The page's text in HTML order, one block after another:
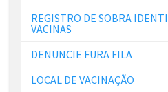
REGISTRO DE SOBRA
VACINAS
DENUNCIE FURA FILA
LOCAL DE VACINAÇÃO